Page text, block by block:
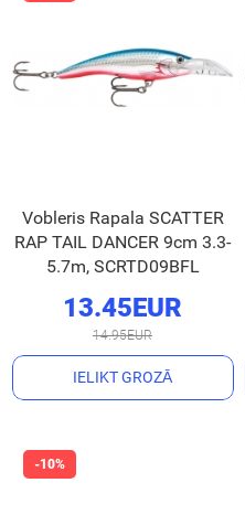
Vobleris Rapala SCATTER
RAP TAIL DANCER 9cm 3.3-
5.7m, SCRTD09BFL
13.45EUR
14.95EUR
IELIKT GROZĀ